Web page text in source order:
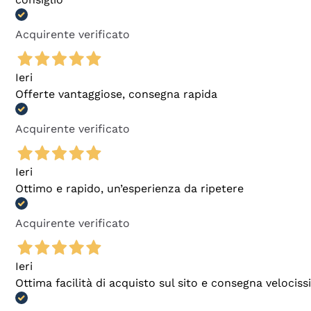
Acquirente verificato
Ieri
Offerte vantaggiose, consegna rapida
Acquirente verificato
Ieri
Ottimo e rapido, un’esperienza da ripetere
Acquirente verificato
Ieri
Ottima facilità di acquisto sul sito e consegna